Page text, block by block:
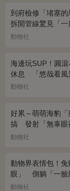
到府檢修「堵塞
拆開管線驚見「一
動物社
海邊玩SUP！圓
休息 「悠哉看風
動物社
好累～萌萌海豹
搞 發射「無辜眼
動物社
動物界表情包！
眼」 側躺「一臉
力？
動物社